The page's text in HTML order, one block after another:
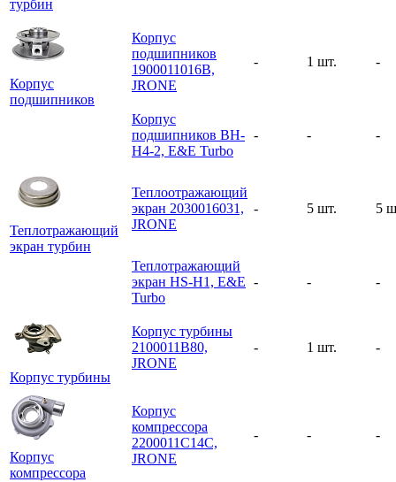
турбин
Корпус
подшипников
Корпус
подшипников
1900011016B,
JRONE
- 1 шт. -
Корпус
подшипников BH-
H4-2, E&E Turbo
- - -
Теплотражающий
экран турбин
Теплоотражающий
экран 2030016031,
JRONE
- 5 шт. 5
Теплотражающий
экран HS-H1, E&E
Turbo
- - -
Корпус турбины
Корпус турбины
2100011B80,
JRONE
- 1 шт. -
Корпус
компрессора
Корпус
компрессора
2200011C14C,
JRONE
- - -